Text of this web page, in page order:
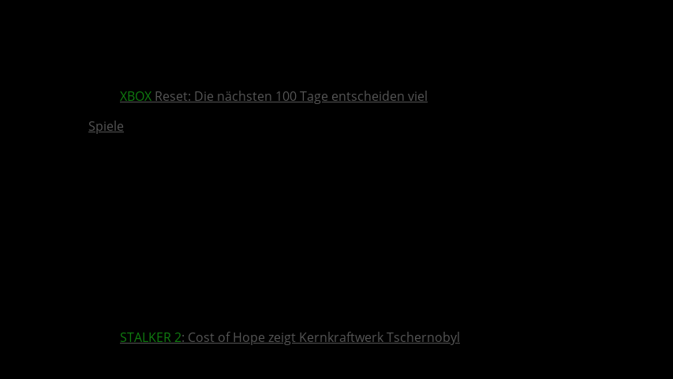
XBOX Reset: Die nächsten 100 Tage entscheiden viel
Spiele
STALKER 2: Cost of Hope zeigt Kernkraftwerk Tschernobyl